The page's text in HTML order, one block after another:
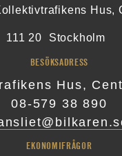
Hus,
111 20 Stockholm
BESÖKSADRESS
Hus,
08-579 38 890
EKONOMIFRÅGOR